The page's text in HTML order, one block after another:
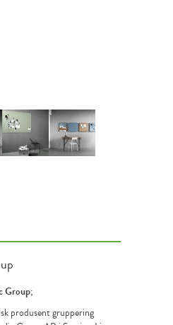
Group;
produsent gruppering